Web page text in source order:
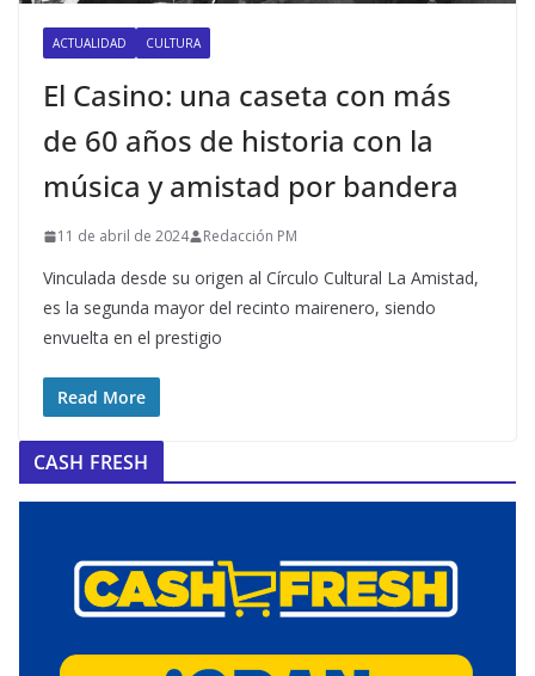
ACTUALIDAD CULTURA
El Casino: una caseta con más
de 60 años de historia con la
música y amistad por bandera
11 de abril de 2024 Redacción PM
Vinculada desde su origen al Círculo Cultural La Amistad,
es la segunda mayor del recinto mairenero, siendo
envuelta en el prestigio
Read More
CASH FRESH